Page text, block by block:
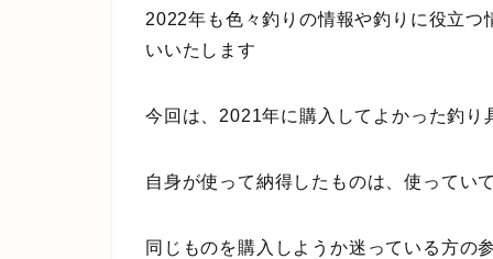
2022年も色々釣りの情報や釣りに役立
いいたします
今回は、2021年に購入してよかった釣り
自身が使って納得したものは、使ってい
同じものを購入しようか迷っている方の